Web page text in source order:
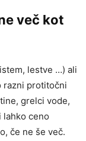
več kot
lestve …) ali
razni protitočni
grelci vode,
lahko ceno
če ne še več.